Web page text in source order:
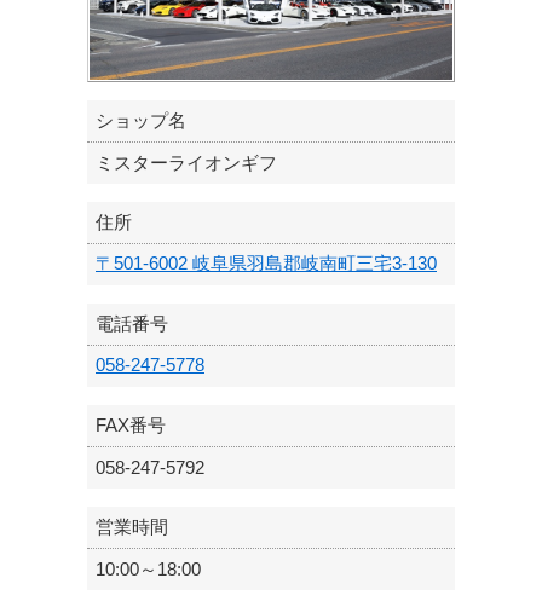
ショップ名
ミスターライオンギフ
住所
〒501-6002 岐阜県羽島郡岐南町三宅3-130
電話番号
058-247-5778
FAX番号
058-247-5792
営業時間
10:00～18:00